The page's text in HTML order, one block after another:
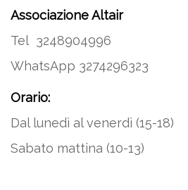
Associazione Altair
Tel 3248904996
WhatsApp 3274296323
Orario:
Dal lunedì al venerdì (15-18)
Sabato mattina (10-13)